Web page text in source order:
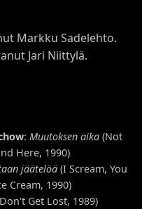
Markku Sadelehto.
Jari Niittylä.
: Muutoksen aika(Not
Here, 1990)
jäätelöä (I Scream, You
Cream, 1990)
Get Lost, 1989)